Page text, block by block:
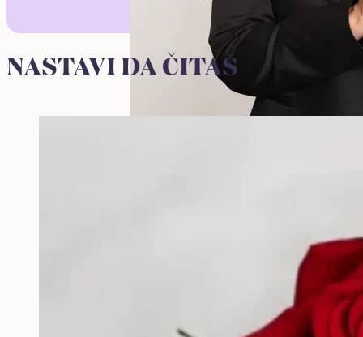
NASTAVI DA ČITAŠ